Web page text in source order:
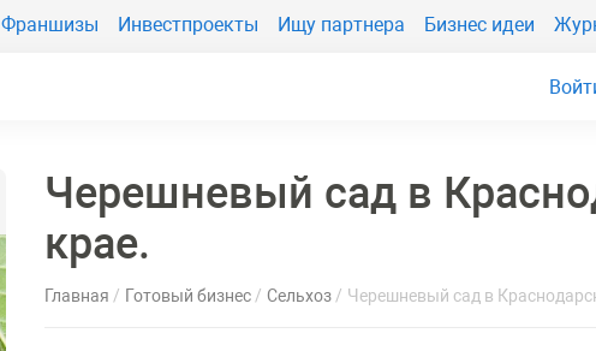
Франшизы Инвестпроекты Ищу партнера Бизнес идеи
Черешневый сад в
крае.
Главная Готовый бизнес Сельхоз Черешневый сад в